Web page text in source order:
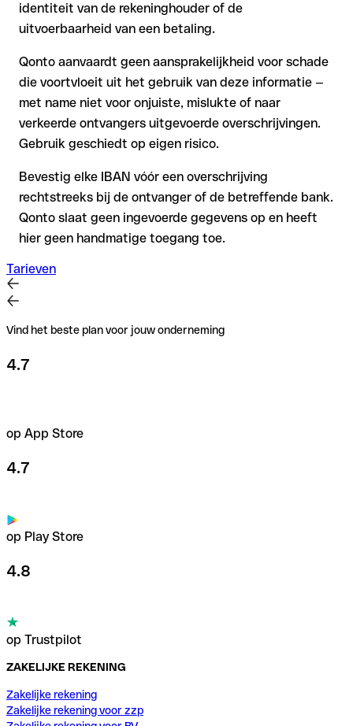
identiteit van de rekeninghouder of de
uitvoerbaarheid van een betaling.
Qonto aanvaardt geen aansprakelijkheid voor schade
die voortvloeit uit het gebruik van deze informatie —
met name niet voor onjuiste, mislukte of naar
verkeerde ontvangers uitgevoerde overschrijvingen.
Gebruik geschiedt op eigen risico.
Bevestig elke IBAN vóór een overschrijving
rechtstreeks bij de ontvanger of de betreffende bank.
Qonto slaat geen ingevoerde gegevens op en heeft
hier geen handmatige toegang toe.
Tarieven
Vind het beste plan voor jouw onderneming
4.7
op App Store
4.7
op Play Store
4.8
op Trustpilot
ZAKELIJKE REKENING
Zakelijke rekening
Zakelijke rekening voor zzp